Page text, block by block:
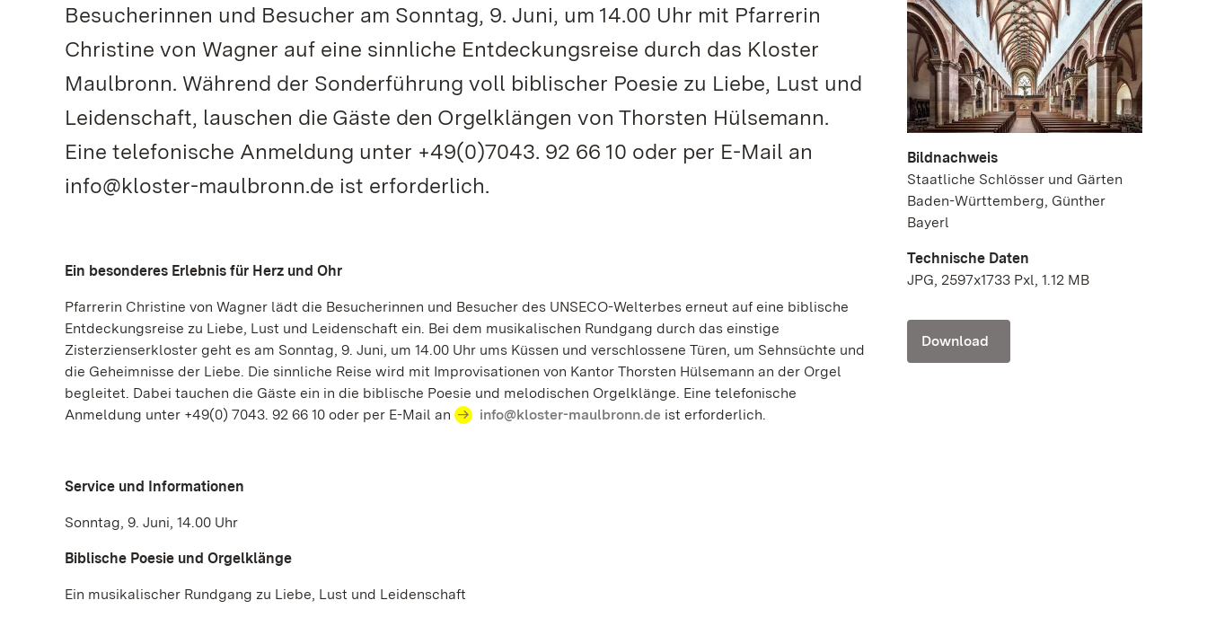
Besucherinnen und Besucher am Sonntag, 9. Juni, um 14.00 Uhr mit Pfarrerin
Christine von Wagner auf eine sinnliche Entdeckungsreise durch das Kloster
Maulbronn. Während der Sonderführung voll biblischer Poesie zu Liebe, Lust und
Leidenschaft, lauschen die Gäste den Orgelklängen von Thorsten Hülsemann.
Eine telefonische Anmeldung unter +49(0)7043. 92 66 10 oder per E-Mail an
info@kloster-maulbronn.de ist erforderlich.
Ein besonderes Erlebnis für Herz und Ohr
Pfarrerin Christine von Wagner lädt die Besucherinnen und Besucher des UNSECO-Welterbes erneut auf eine biblische
Entdeckungsreise zu Liebe, Lust und Leidenschaft ein. Bei dem musikalischen Rundgang durch das einstige
Zisterzienserkloster geht es am Sonntag, 9. Juni, um 14.00 Uhr ums Küssen und verschlossene Türen, um Sehnsüchte und
die Geheimnisse der Liebe. Die sinnliche Reise wird mit Improvisationen von Kantor Thorsten Hülsemann an der Orgel
begleitet. Dabei tauchen die Gäste ein in die biblische Poesie und melodischen Orgelklänge. Eine telefonische
Anmeldung unter +49(0) 7043. 92 66 10 oder per E-Mail an
info@kloster-maulbronn.de ist erforderlich.
Service und Informationen
Sonntag, 9. Juni, 14.00 Uhr
Biblische Poesie und Orgelklänge
Ein musikalischer Rundgang zu Liebe, Lust und Leidenschaft
Bildnachweis
Staatliche Schlösser und Gärten
Baden-Württemberg, Günther
Bayerl
Technische Daten
JPG, 2597x1733 Pxl, 1.12 MB
Download